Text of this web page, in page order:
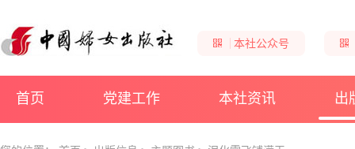
本社公众号
首页 党建工作 本社资讯 出